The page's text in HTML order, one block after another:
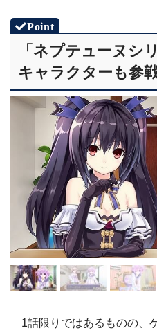
「ネプテューヌシ
キャラクターも参
1話限りではあるものの、